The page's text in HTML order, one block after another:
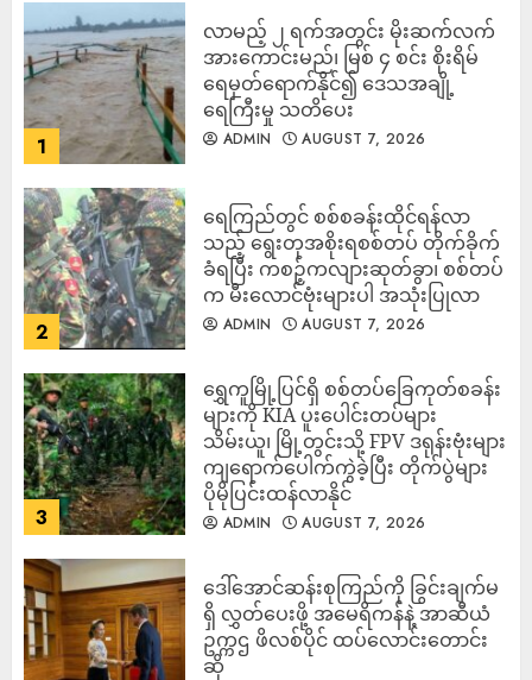
1
လာမည့် ၂ ရက်အတွင်း မိုးဆက်လက်
အားကောင်းမည်၊ မြစ် ၄ စင်း စိုးရိမ်
ရေမှတ်ရောက်နိုင်၍ ဒေသအချို့
ရေကြီးမှု သတိပေး
ADMIN AUGUST 7, 2026
2
ရေကြည်တွင် စစ်စခန်းထိုင်ရန်လာ
သည့် ရွေးတုအစိုးရစစ်တပ် တိုက်ခိုက်
ခံရပြီး ကစဉ့်ကလျားဆုတ်ခွာ၊ စစ်တပ်
က မီးလောင်ဗုံးများပါ အသုံးပြုလာ
ADMIN AUGUST 7, 2026
3
‎ရွှေကူမြို့ပြင်ရှိ စစ်တပ်ခြေကုတ်စခန်း
များကို KIA ပူးပေါင်းတပ်များ
သိမ်းယူ၊ မြို့တွင်းသို့ FPV ဒရုန်းဗုံးများ
ကျရောက်ပေါက်ကွဲခဲ့ပြီး တိုက်ပွဲများ
ပိုမိုပြင်းထန်လာနိုင်
ADMIN AUGUST 7, 2026
ဒေါ်အောင်ဆန်းစုကြည်ကို ခြွင်းချက်မ
ရှိ လွှတ်ပေးဖို့ အမေရိကန်နဲ့ အာဆီယံ
ဥက္ကဌ ဖိလစ်ပိုင် ထပ်လောင်းတောင်း
ဆို